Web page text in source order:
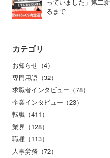
っていました」第二
るまで
カテゴリ
お知らせ（4）
専門用語（32）
求職者インタビュー（78）
企業インタビュー（23）
転職（411）
業界（128）
職種（113）
人事労務（72）